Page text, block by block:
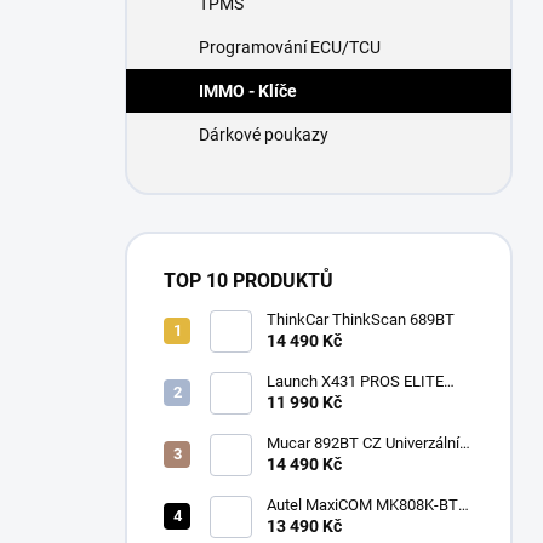
a
e
Programování ECU/TCU
IMMO - Klíče
Dárkové poukazy
TOP 10 PRODUKTŮ
ThinkCar ThinkScan 689BT
14 490 Kč
Launch X431 PROS ELITE
2026
11 990 Kč
Mucar 892BT CZ Univerzální
diagnostika , CAN-FD, DOIP
14 490 Kč
Autel MaxiCOM MK808K-BT
CZ
13 490 Kč